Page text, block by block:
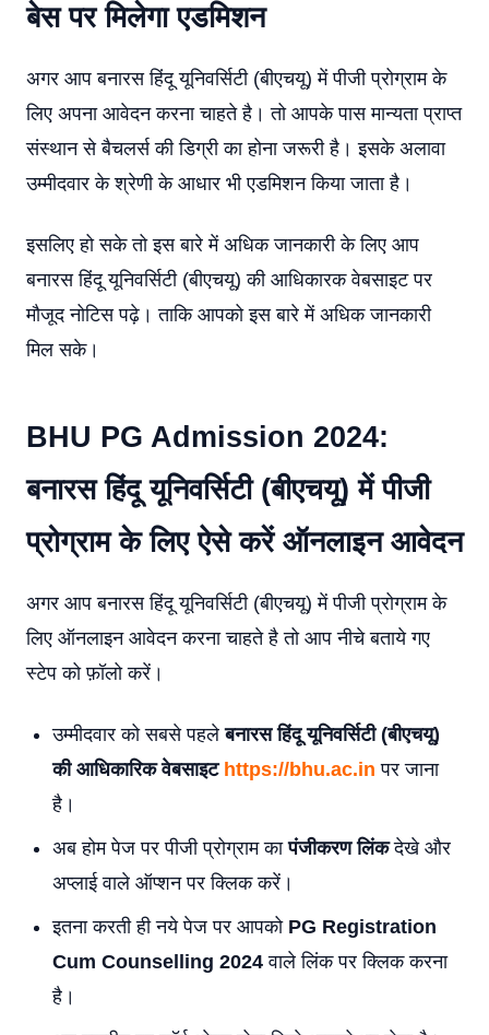
बेस पर मिलेगा एडमिशन
अगर आप बनारस हिंदू यूनिवर्सिटी (बीएचयू) में पीजी प्रोग्राम के
लिए अपना आवेदन करना चाहते है। तो आपके पास मान्यता प्राप्त
संस्थान से बैचलर्स की डिग्री का होना जरूरी है। इसके अलावा
उम्मीदवार के श्रेणी के आधार भी एडमिशन किया जाता है।
इसलिए हो सके तो इस बारे में अधिक जानकारी के लिए आप
बनारस हिंदू यूनिवर्सिटी (बीएचयू) की आधिकारक वेबसाइट पर
मौजूद नोटिस पढ़े। ताकि आपको इस बारे में अधिक जानकारी
मिल सके।
BHU PG Admission 2024:
बनारस हिंदू यूनिवर्सिटी (बीएचयू) में पीजी
प्रोग्राम के लिए ऐसे करें ऑनलाइन आवेदन
अगर आप बनारस हिंदू यूनिवर्सिटी (बीएचयू) में पीजी प्रोग्राम के
लिए ऑनलाइन आवेदन करना चाहते है तो आप नीचे बताये गए
स्टेप को फ़ॉलो करें।
उम्मीदवार को सबसे पहलेबनारस हिंदू यूनिवर्सिटी (बीएचयू)
की आधिकारिक वेबसाइट https://bhu.ac.in पर जाना
है।
अब होम पेज पर पीजी प्रोग्राम कापंजीकरण लिंकदेखे और
अप्लाई वाले ऑप्शन पर क्लिक करें।
इतना करती ही नये पेज पर आपको PG Registration
Cum Counselling 2024 वाले लिंक पर क्लिक करना
है।